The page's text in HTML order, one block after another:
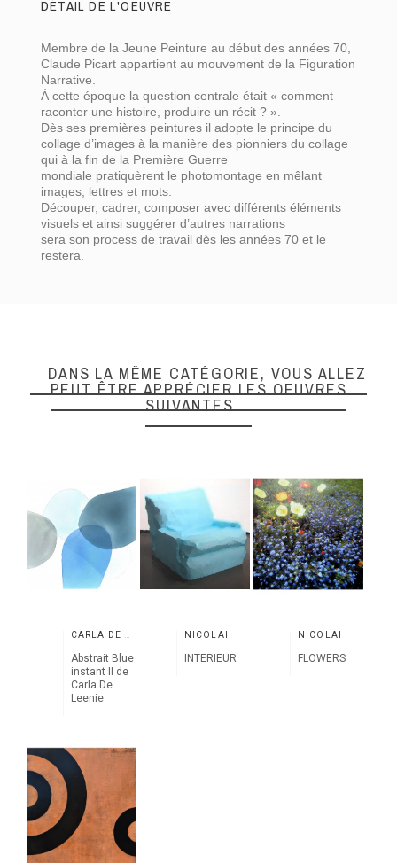
DÉTAIL DE L'OEUVRE
Membre de la Jeune Peinture au début des années 70,
Claude Picart appartient au mouvement de la Figuration
Narrative.
À cette époque la question centrale était « comment
raconter une histoire, produire un récit ? ».
Dès ses premières peintures il adopte le principe du
collage d’images à la manière des pionniers du collage
qui à la fin de la Première Guerre
mondiale pratiquèrent le photomontage en mêlant
images, lettres et mots.
Découper, cadrer, composer avec différents éléments
visuels et ainsi suggérer d’autres narrations
sera son process de travail dès les années 70 et le
restera.
Hauteur (cm) 65
Largeur (cm) 65
Techniques
DANS LA MÊME CATÉGORIE, VOUS ALLEZ
PEUT ÊTRE APPRÉCIER LES OEUVRES
SUIVANTES
Abstrait Blue
instant II de
Carla De
Leenie
NICOLAÏ
INTERIEUR
NICOLAÏ
FLOWERS